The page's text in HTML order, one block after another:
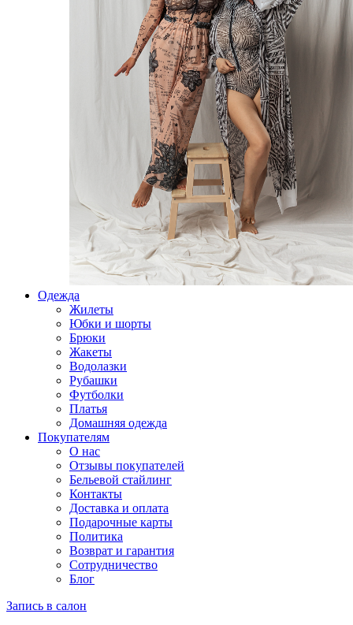
Одежда
Жилеты
Юбки и шорты
Брюки
Жакеты
Водолазки
Рубашки
Футболки
Платья
Домашняя одежда
Покупателям
О нас
Отзывы покупателей
Бельевой стайлинг
Контакты
Доставка и оплата
Подарочные карты
Политика
Возврат и гарантия
Сотрудничество
Блог
Запись в салон